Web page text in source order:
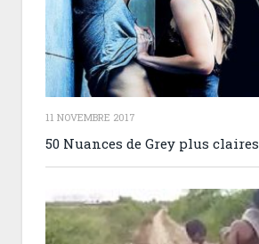
11 NOVEMBRE 2017
50 Nuances de Grey plus claires